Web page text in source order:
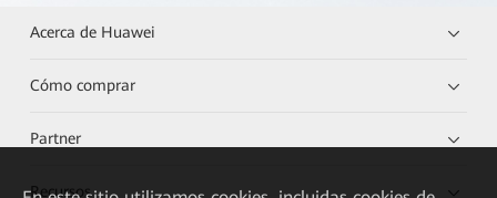
Acerca de Huawei
Cómo comprar
Partner
Recursos